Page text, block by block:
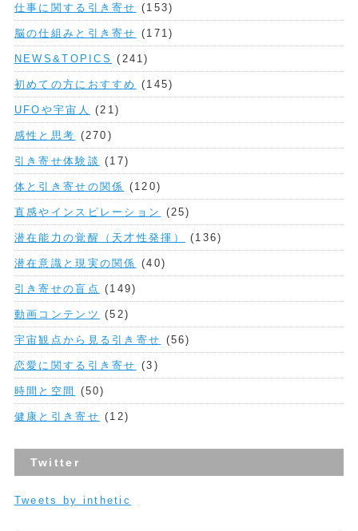
仕事に関する引き寄せ (153)
脳の仕組みと引き寄せ (171)
NEWS&TOPICS (241)
初めての方におすすめ (145)
UFOや宇宙人 (21)
感性と思考 (270)
引き寄せ体験談 (17)
体と引き寄せの関係 (120)
直感やインスピレーション (25)
潜在能力の覚醒（天才性発揮） (136)
潜在意識と現実の関係 (40)
引き寄せの盲点 (149)
動画コンテンツ (52)
宇宙観点から見る引き寄せ (56)
恋愛に関する引き寄せ (3)
時間と空間 (50)
健康と引き寄せ (12)
Twitter
Tweets by inthetic